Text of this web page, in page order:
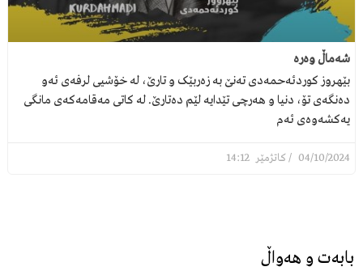
شەماڵ وەرە
بێهروز کوردئەحمەدی تەنێ بە زەربێک و تارێ، لە خۆشیی لرفەی ئەو
دەنگەی تۆ، دنیا و هەرچی تێدایە لێم دەتارێ. لە کاتی مەقامەکەی مانگی
یەکشەوەی ئەم
04/10/2024
بابەت و هەواڵ